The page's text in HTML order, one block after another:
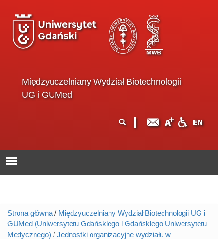
Międzyuczelniany Wydział Biotechnologii
UG i GUMed
wyszukiwania
Jesteś tutaj
Strona główna / Międzyuczelniany Wydział Biotechnologii UG i
GUMed (Uniwersytetu Gdańskiego i Gdańskiego Uniwersytetu
Medycznego) / Jednostki organizacyjne wydziału w